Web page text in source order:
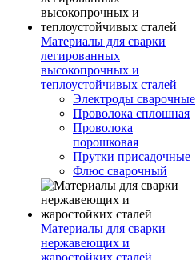
Материалы для сварки
легированных
высокопрочных и
теплоустойчивых сталей
Электроды сварочные
Проволока сплошная
Проволока
порошковая
Прутки присадочные
Флюс сварочный
Материалы для сварки
нержавеющих и
жаростойких сталей